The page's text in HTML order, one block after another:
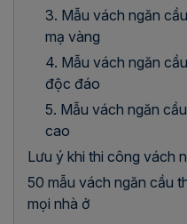
3. Mẫu vách ngăn
mạ vàng
4. Mẫu vách ngăn
độc đáo
5. Mẫu vách ngăn
cao
Lưu ý khi thi công vách
50 mẫu vách ngăn cầu
mọi nhà ở